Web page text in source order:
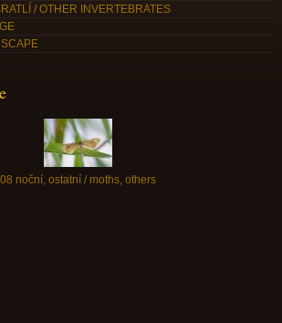
/ OTHER INVERTEBRATES
08 noční, ostatní / moths, others